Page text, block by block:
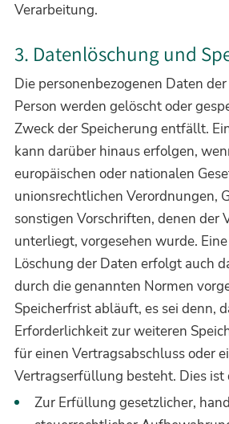
Verarbeitung.
3. Datenlöschung und
Die personenbezogenen Daten
Person werden gelöscht oder
Zweck der Speicherung entfällt.
kann darüber hinaus erfolgen,
europäischen oder nationalen
unionsrechtlichen Verordnungen,
sonstigen Vorschriften, denen der
unterliegt, vorgesehen wurde.
Löschung der Daten erfolgt auch
durch die genannten Normen
Speicherfrist abläuft, es sei denn,
Erforderlichkeit zur weiteren
für einen Vertragsabschluss oder
Vertragserfüllung besteht. Dies ist
Zur Erfüllung gesetzlicher,